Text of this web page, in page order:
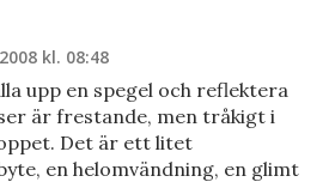
kl. 08:48
upp en spegel och reflektera
är frestande, men tråkigt i
Det är ett litet
en helomvändning, en glimt